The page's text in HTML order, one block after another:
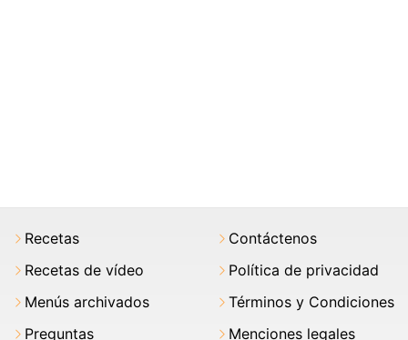
Recetas
Recetas de vídeo
Menús archivados
Preguntas
Contáctenos
Política de privacidad
Términos y Condiciones
Menciones legales